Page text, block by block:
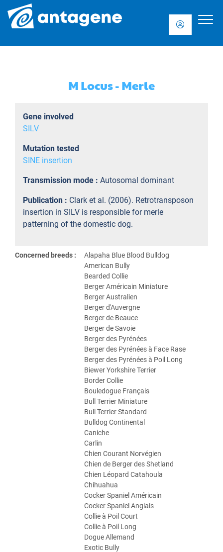
M Locus - Merle
Gene involved
SILV
Mutation tested
SINE insertion
Transmission mode : Autosomal dominant
Publication : Clark et al. (2006). Retrotransposon
insertion in SILV is responsible for merle
patterning of the domestic dog.
Concerned breeds :
Alapaha Blue Blood Bulldog
American Bully
Bearded Collie
Berger Américain Miniature
Berger Australien
Berger d'Auvergne
Berger de Beauce
Berger de Savoie
Berger des Pyrénées
Berger des Pyrénées à Face Rase
Berger des Pyrénées à Poil Long
Biewer Yorkshire Terrier
Border Collie
Bouledogue Français
Bull Terrier Miniature
Bull Terrier Standard
Bulldog Continental
Caniche
Carlin
Chien Courant Norvégien
Chien de Berger des Shetland
Chien Léopard Catahoula
Chihuahua
Cocker Spaniel Américain
Cocker Spaniel Anglais
Collie à Poil Court
Collie à Poil Long
Dogue Allemand
Exotic Bully